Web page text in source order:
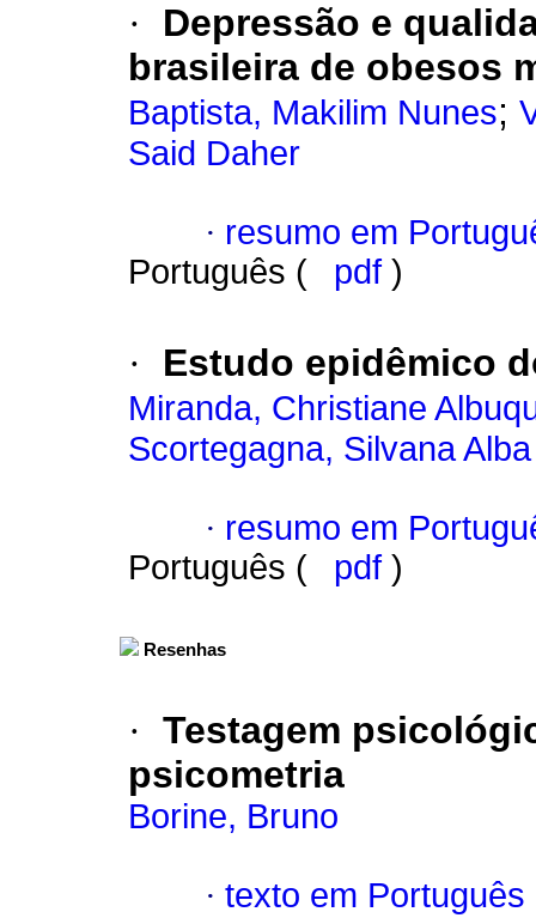
·
Depressão e
brasileira de obesos
Baptista, Makilim Nunes;
Said Daher
· resumo em
Português (
pdf )
· Estudo epidêmico
Miranda, Christiane
Scortegagna, Silvana Alba
· resumo em
Português (
pdf )
Resenhas
· Testagem
psicometria
Borine, Bruno
· texto em Português